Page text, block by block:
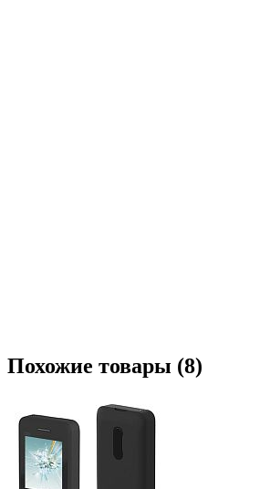
Похожие товары (8)